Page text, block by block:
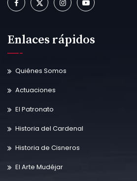
Enlaces rápidos
Quiénes Somos
Actuaciones
El Patronato
Historia del Cardenal
Historia de Cisneros
El Arte Mudéjar